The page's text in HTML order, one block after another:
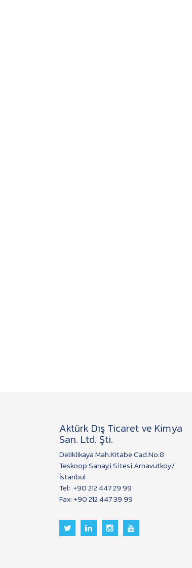
Aktürk Dış Ticaret ve Kimya
San. Ltd. Şti.
Deliklikaya Mah.Kitabe Cad.No:8
Teskoop Sanayi Sitesi Arnavutköy/
İstanbul
Tel: +90 212 447 29 99
Fax: +90 212 447 39 99